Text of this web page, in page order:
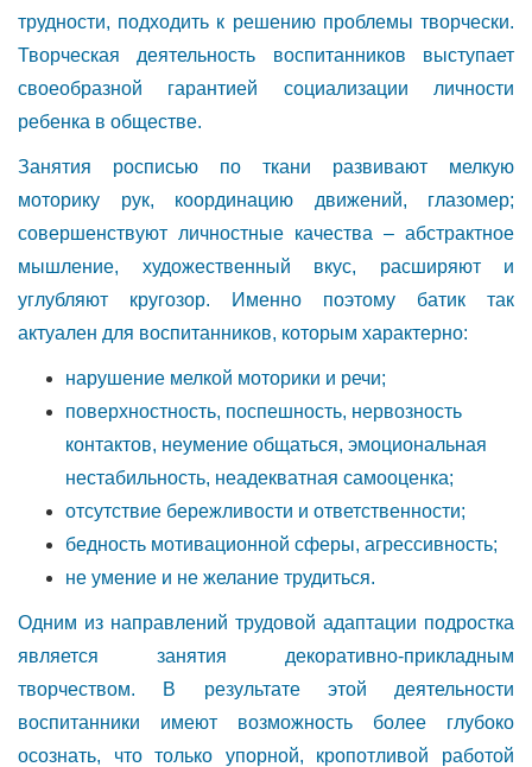
трудности, подходить к решению проблемы творчески.
Творческая деятельность воспитанников выступает
своеобразной гарантией социализации личности
ребенка в обществе.
Занятия росписью по ткани развивают мелкую
моторику рук, координацию движений, глазомер;
совершенствуют личностные качества – абстрактное
мышление, художественный вкус, расширяют и
углубляют кругозор. Именно поэтому батик так
актуален для воспитанников, которым характерно:
нарушение мелкой моторики и речи;
поверхностность, поспешность, нервозность
контактов, неумение общаться, эмоциональная
нестабильность, неадекватная самооценка;
отсутствие бережливости и ответственности;
бедность мотивационной сферы, агрессивность;
не умение и не желание трудиться.
Одним из направлений трудовой адаптации подростка
является занятия декоративно-прикладным
творчеством. В результате этой деятельности
воспитанники имеют возможность более глубоко
осознать, что только упорной, кропотливой работой